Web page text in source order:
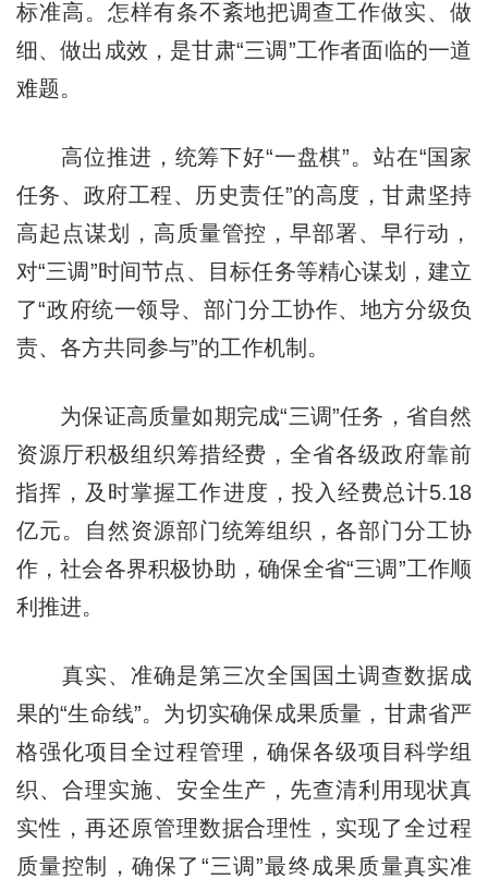
标准高。怎样有条不紊地把调查工作做实、做
细、做出成效，是甘肃“三调”工作者面临的一道
难题。
高位推进，统筹下好“一盘棋”。站在“国家
任务、政府工程、历史责任”的高度，甘肃坚持
高起点谋划，高质量管控，早部署、早行动，
对“三调”时间节点、目标任务等精心谋划，建立
了“政府统一领导、部门分工协作、地方分级负
责、各方共同参与”的工作机制。
为保证高质量如期完成“三调”任务，省自然
资源厅积极组织筹措经费，全省各级政府靠前
指挥，及时掌握工作进度，投入经费总计5.18
亿元。自然资源部门统筹组织，各部门分工协
作，社会各界积极协助，确保全省“三调”工作顺
利推进。
真实、准确是第三次全国国土调查数据成
果的“生命线”。为切实确保成果质量，甘肃省严
格强化项目全过程管理，确保各级项目科学组
织、合理实施、安全生产，先查清利用现状真
实性，再还原管理数据合理性，实现了全过程
质量控制，确保了“三调”最终成果质量真实准